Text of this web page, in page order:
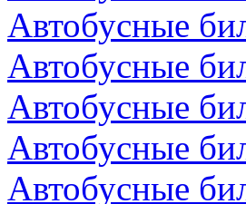
Автобусные
Автобусные
Автобусные
Автобусные
Автобусные